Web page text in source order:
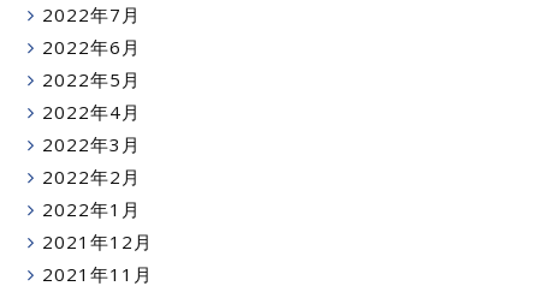
2022年7月
2022年6月
2022年5月
2022年4月
2022年3月
2022年2月
2022年1月
2021年12月
2021年11月